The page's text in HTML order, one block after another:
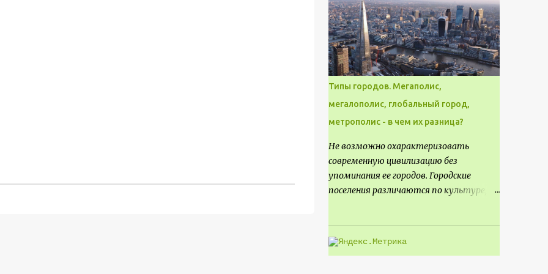
месте не только потенциал для
создания проекта кафе, но и
возможность обустроить
общедоступную смотровую площадку,
куда прохожие могли бы свободно
попасть, не заходя в само заведение.
Типы городов. Мегаполис,
мегалополис, глобальный город,
метрополис - в чем их разница?
Не возможно охарактеризовать
современную цивилизацию без
упоминания ее городов. Городские
поселения различаются по культуре,
более значимыми на протяжении всего
развития региона. Исторически